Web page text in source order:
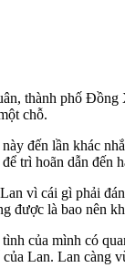
thành phố
chỗ.
đến lần khác
trì hoãn dẫn đến
vì cái gì phải
được là bao nên
của mình có
Lan. Lan